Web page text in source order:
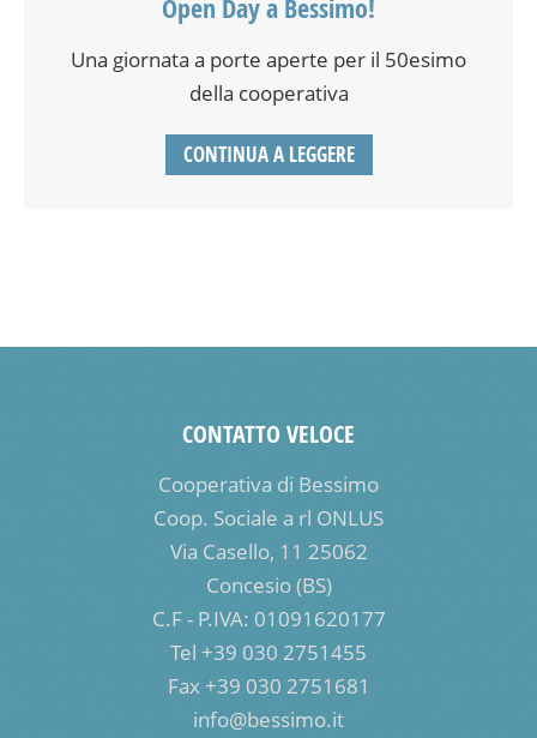
Open Day a Bessimo!
Una giornata a porte aperte per il 50esimo
della cooperativa
CONTINUA A LEGGERE
CONTATTO VELOCE
Cooperativa di Bessimo
Coop. Sociale a rl ONLUS
Via Casello, 11 25062
Concesio (BS)
C.F - P.IVA: 01091620177
Tel +39 030 2751455
Fax +39 030 2751681
info@bessimo.it